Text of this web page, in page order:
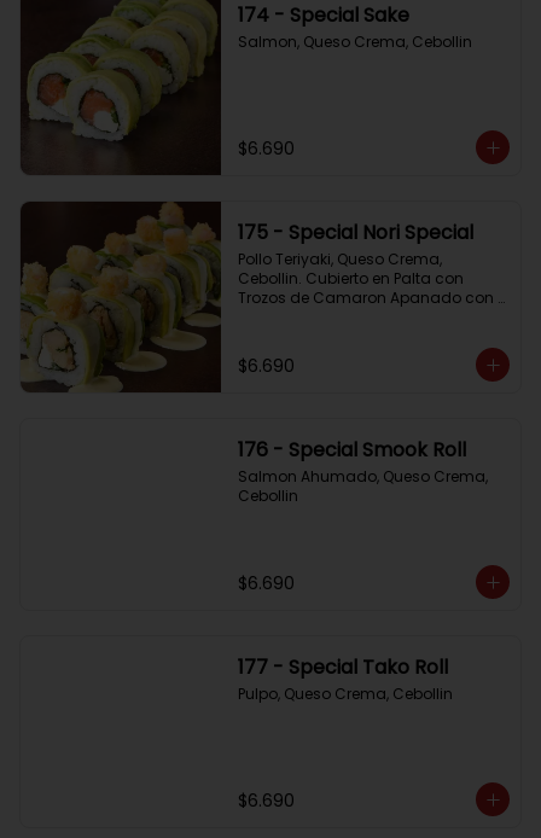
174 - Special Sake
Salmon, Queso Crema, Cebollin
$6.690
175 - Special Nori Special
Pollo Teriyaki, Queso Crema,
Cebollin. Cubierto en Palta con
Trozos de Camaron Apanado con
$6.690
176 - Special Smook Roll
Salmon Ahumado, Queso Crema,
Cebollin
$6.690
177 - Special Tako Roll
Pulpo, Queso Crema, Cebollin
$6.690